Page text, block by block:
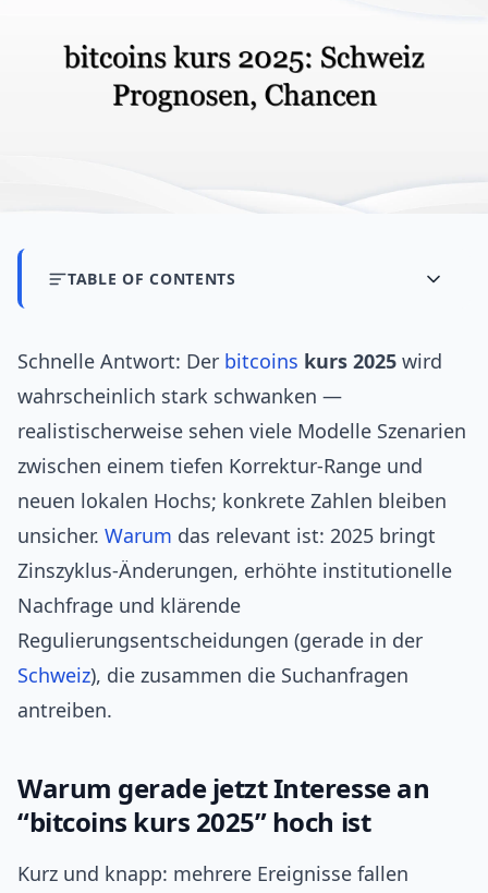
TABLE OF CONTENTS
Schnelle Antwort: Der bitcoins kurs 2025 wird
wahrscheinlich stark schwanken —
realistischerweise sehen viele Modelle Szenarien
zwischen einem tiefen Korrektur-Range und
neuen lokalen Hochs; konkrete Zahlen bleiben
unsicher. Warum das relevant ist: 2025 bringt
Zinszyklus-Änderungen, erhöhte institutionelle
Nachfrage und klärende
Regulierungsentscheidungen (gerade in der
Schweiz), die zusammen die Suchanfragen
antreiben.
Warum gerade jetzt Interesse an
“bitcoins kurs 2025” hoch ist
Kurz und knapp: mehrere Ereignisse fallen